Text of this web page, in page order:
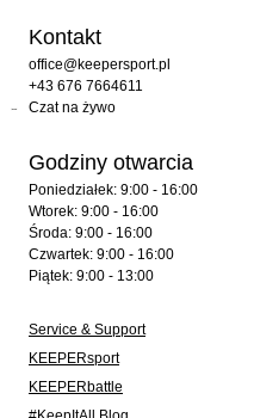
Kontakt
office@keepersport.pl
+43 676 7664611
Czat na żywo
Godziny otwarcia
Poniedziałek: 9:00 - 16:00
Wtorek: 9:00 - 16:00
Środa: 9:00 - 16:00
Czwartek: 9:00 - 16:00
Piątek: 9:00 - 13:00
Service & Support
KEEPERsport
KEEPERbattle